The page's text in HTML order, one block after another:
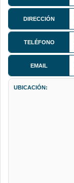
DIRECCIÓN
TELÉFONO
EMAIL
UBICACIÓN: